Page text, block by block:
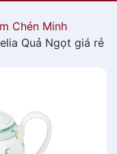
Chén Minh
Quả Ngọt giá rẻ